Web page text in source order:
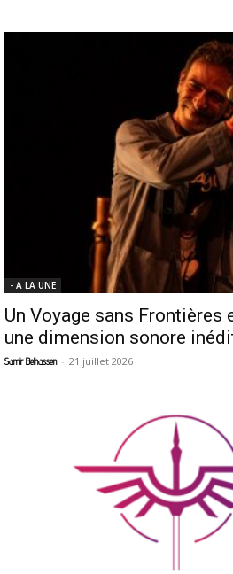
- A LA UNE
Un Voyage sans Frontières
une dimension sonore
Samir Belhassen - 21 juillet 2026